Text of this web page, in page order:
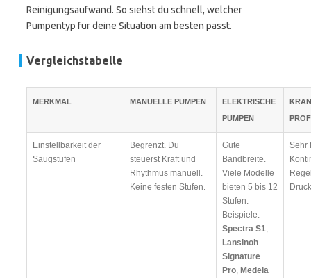
Reinigungsaufwand. So siehst du schnell, welcher
Pumpentyp für deine Situation am besten passt.
Vergleichstabelle
MERKMAL MANUELLE PUMPEN
ELEKTRISCHE
PUMPEN
Einstellbarkeit der
Saugstufen
Begrenzt. Du
steuerst Kraft und
Rhythmus manuell.
Keine festen Stufen.
Gute
Bandbreite.
Viele Modelle
bieten 5 bis 12
Stufen.
Beispiele:
Spectra S1,
Lansinoh
Signature
Pro, Medela
Sehr